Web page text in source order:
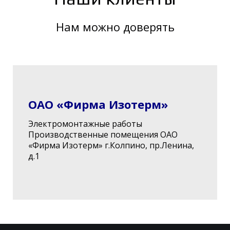
Нам можно доверять
ОАО «Фирма Изотерм»
Электромонтажные работы
Производственные помещения ОАО
«Фирма Изотерм» г.Колпино, пр.Ленина,
д.1